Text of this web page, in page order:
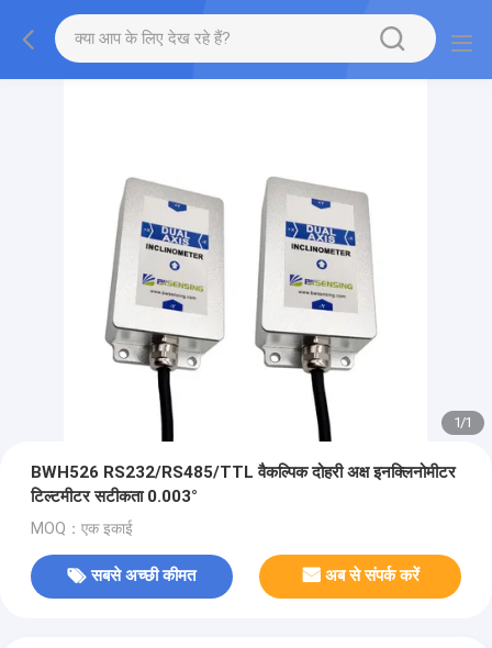
1/1
BWH526 RS232/RS485/TTL वैकल्पिक दोहरी अक्ष इनक्लिनोमीटर
टिल्टमीटर सटीकता 0.003°
MOQ：एक इकाई
सबसे अच्छी कीमत अब से संपर्क करें